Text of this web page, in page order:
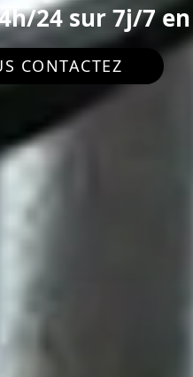
24 sur 7j/7
CONTACTEZ